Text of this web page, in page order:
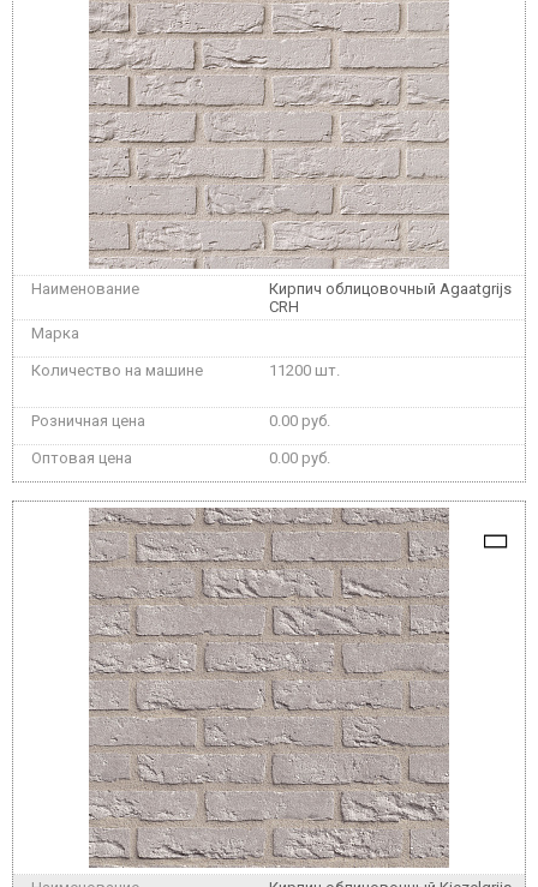
Кирпич облицовочный Agaatgrijs
CRH
11200 шт.
0.00 руб.
0.00 руб.